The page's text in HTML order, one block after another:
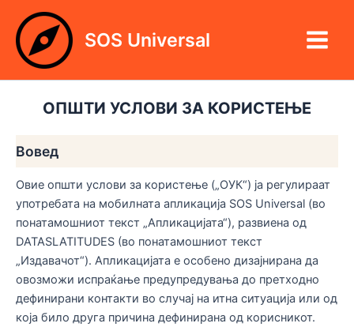
content
SOS Universal
Menu
ОПШТИ УСЛОВИ ЗА КОРИСТЕЊЕ
Вовед
Овие општи услови за користење („ОУК“) ја регулираат
употребата на мобилната апликација SOS Universal (во
понатамошниот текст „Апликацијата“), развиена од
DATASLATITUDES (во понатамошниот текст
„Издавачот“). Апликацијата е особено дизајнирана да
овозможи испраќање предупредувања до претходно
дефинирани контакти во случај на итна ситуација или од
која било друга причина дефинирана од корисникот.